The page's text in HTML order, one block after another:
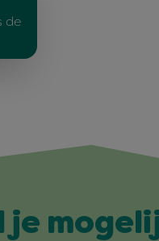
de
je